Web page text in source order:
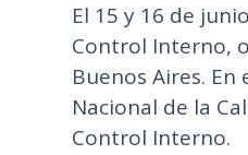
El 15 y 16 de
Control Interno,
Buenos Aires.
Nacional de la
Control Interno.